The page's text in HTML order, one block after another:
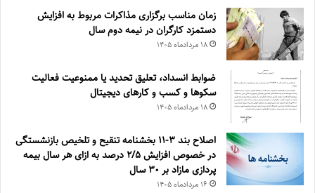
زمان مناسب برگزاری مذاکرات مربوط به افزایش
دستمزد کارگران در نیمه دوم سال
۱۸ مرداد‌ماه ۱۴۰۵
ضوابط انسداد، تعليق تحديد يا ممنوعيت فعاليت
سكوها و كسب و كارهای ديجيتال
۱۸ مرداد‌ماه ۱۴۰۵
اصلاح بند ۳‏-۱۱ بخشنامه تنقیح و تلخیص بازنشستگی
در خصوص افزایش ۵‏‏‏‏‏‏‏‏‏/۲ درصد به ازای هر سال بیمه
پردازی مازاد بر ۳۰‏ سال
۱۶ مرداد‌ماه ۱۴۰۵